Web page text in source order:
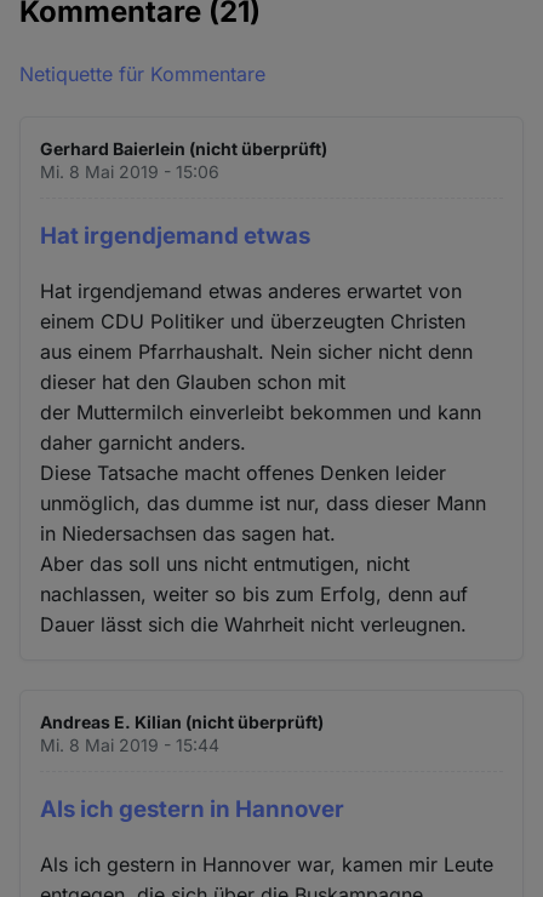
Kommentare (21)
Netiquette für Kommentare
Gerhard Baierlein (nicht überprüft)
Mi. 8 Mai 2019 - 15:06
Hat irgendjemand etwas
Hat irgendjemand etwas anderes erwartet von
einem CDU Politiker und überzeugten Christen
aus einem Pfarrhaushalt. Nein sicher nicht denn
dieser hat den Glauben schon mit
der Muttermilch einverleibt bekommen und kann
daher garnicht anders.
Diese Tatsache macht offenes Denken leider
unmöglich, das dumme ist nur, dass dieser Mann
in Niedersachsen das sagen hat.
Aber das soll uns nicht entmutigen, nicht
nachlassen, weiter so bis zum Erfolg, denn auf
Dauer lässt sich die Wahrheit nicht verleugnen.
Andreas E. Kilian (nicht überprüft)
Mi. 8 Mai 2019 - 15:44
Als ich gestern in Hannover
Als ich gestern in Hannover war, kamen mir Leute